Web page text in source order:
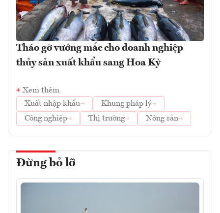
Tháo gỡ vướng mắc cho doanh nghiệp
thủy sản xuất khẩu sang Hoa Kỳ
Xem thêm
Xuất nhập khẩu
Khung pháp lý
Công nghiệp
Thị trường Nông sản
Đừng bỏ lỡ